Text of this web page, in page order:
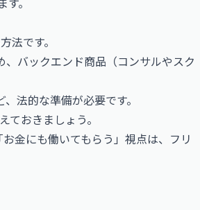
法です。
バックエンド商品（コンサルやスク
法的な準備が必要です。
おきましょう。
金にも働いてもらう」視点は、フリ